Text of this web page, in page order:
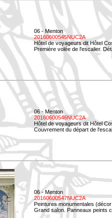
06 - Menton
20160600545NUC2A
Hôtel de voyageurs dit Hôtel
Première volée de l'escalier.
06 - Menton
20160600546NUC2A
Hôtel de voyageurs dit Hôtel
Couvrement du départ de
06 - Menton
20160600547NUC2A
Peintures monumentales
Grand salon. Panneaux peints